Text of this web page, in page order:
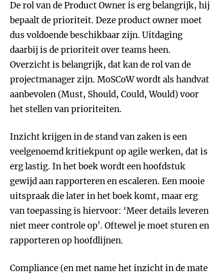
De rol van de Product Owner is erg belangrijk, hij
bepaalt de prioriteit. Deze product owner moet
dus voldoende beschikbaar zijn. Uitdaging
daarbij is de prioriteit over teams heen.
Overzicht is belangrijk, dat kan de rol van de
projectmanager zijn. MoSCoW wordt als handvat
aanbevolen (Must, Should, Could, Would) voor
het stellen van prioriteiten.
Inzicht krijgen in de stand van zaken is een
veelgenoemd kritiekpunt op agile werken, dat is
erg lastig. In het boek wordt een hoofdstuk
gewijd aan rapporteren en escaleren. Een mooie
uitspraak die later in het boek komt, maar erg
van toepassing is hiervoor: ‘Meer details leveren
niet meer controle op’. Oftewel je moet sturen en
rapporteren op hoofdlijnen.
Compliance (en met name het inzicht in de mate